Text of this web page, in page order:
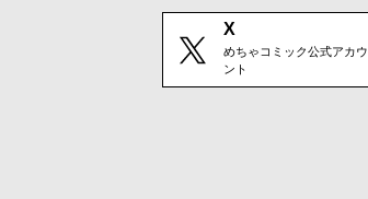
X
めちゃコミック公式アカウ
ント